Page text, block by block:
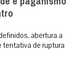
abertura a
tentativa de ruptura